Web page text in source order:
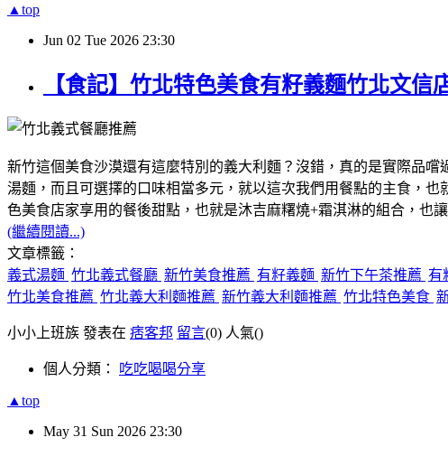
▲top
Jun 02 Tue 2026 23:30
【食記】竹北特色美食有籽義麵竹北文
新竹這個美食沙漠還有這麼特別的義大利麵？沒錯，真的是實際品
湯麵，而且可選擇的口味相當多元，就以這次我們用餐點的主食，
色美食店家享用的餐後甜點，也就是沐吉麻糬燒+霜淇淋的組合，也
(繼續閱讀...)
文章標籤：
義式湯麵 竹北義式餐廳 新竹美食推薦 有籽義麵 新竹下午茶推薦 有
竹北美食推薦 竹北義大利麵推薦 新竹義大利麵推薦 竹北特色美食
小小上班族 發表在 痞客邦 留言(0) 人氣()
個人分類： 吃吃喝喝分享
▲top
May 31 Sun 2026 23:30